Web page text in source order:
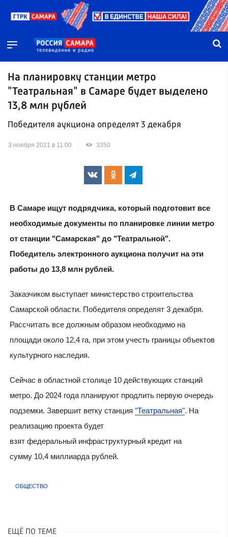
На планировку станции метро
"Театральная" в Самаре будет выделено
13,8 млн рублей
Победителя аукциона определят 3 декабря
3 ноября 2021 в 11:00 3350
В Самаре ищут подрядчика, который подготовит все
необходимые документы по планировке линии метро
от станции "Самарская" до "Театральной".
Победитель электронного аукциона получит на эти
работы до 13,8 млн рублей.
Заказчиком выступает министерство строительства
Самарской области. Победителя определят 3 декабря.
Рассчитать все должным образом необходимо на
площади около 12,4 га, при этом учесть границы объектов
культурного наследия.
Сейчас в областной столице 10 действующих станций
метро. До 2024 года планируют продлить первую очередь
подземки. Завершит ветку станция "Театральная". На
реализацию проекта будет
взят федеральныйинфраструктурныйкредитна
сумму10,4 миллиарда рублей.
ОБЩЕСТВО
ЕЩЁ ПО ТЕМЕ